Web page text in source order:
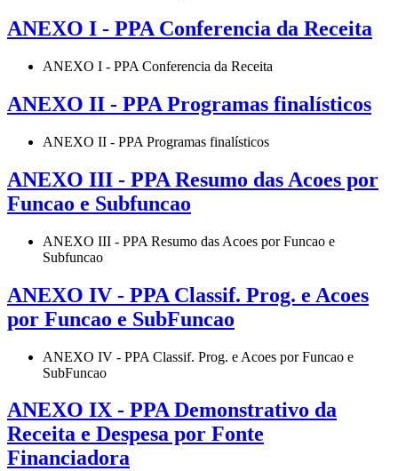
ANEXO I - PPA Conferencia da Receita
ANEXO I - PPA Conferencia da Receita
ANEXO II - PPA Programas finalísticos
ANEXO II - PPA Programas finalísticos
ANEXO III - PPA Resumo das Acoes por
Funcao e Subfuncao
ANEXO III - PPA Resumo das Acoes por Funcao e
Subfuncao
ANEXO IV - PPA Classif. Prog. e Acoes
por Funcao e SubFuncao
ANEXO IV - PPA Classif. Prog. e Acoes por Funcao e
SubFuncao
ANEXO IX - PPA Demonstrativo da
Receita e Despesa por Fonte
Financiadora